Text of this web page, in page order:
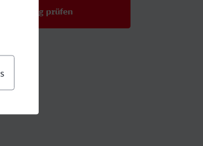
Verbindung prüfen